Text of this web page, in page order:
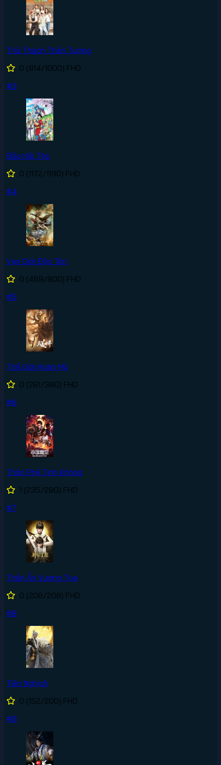
Thử Thách Thần Tượng
0 (814/1000) FHD
#3
Đảo Hải Tặc
0 (1172/1190) FHD
#4
Vạn Giới Độc Tôn
0 (469/800) FHD
#5
Thế Giới Hoàn Mỹ
0 (281/360) FHD
#6
Thôn Phệ Tinh Không
1 (235/280) FHD
#7
Thần Ấn Vương Tọa
0 (208/208) FHD
#8
Tiên Nghịch
0 (152/200) FHD
#9